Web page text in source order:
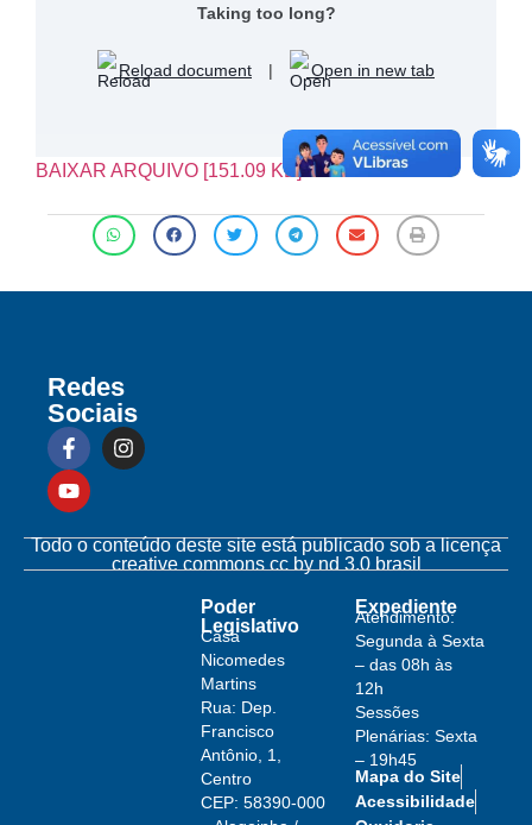
Taking too long?
Reload document | Open in new tab
BAIXAR ARQUIVO [151.09 KB]
Redes
Sociais
Todo o conteúdo deste site está publicado sob a licença
creative commons cc by nd 3.0 brasil
Poder
Legislativo
Casa
Nicomedes
Martins
Rua: Dep.
Francisco
Antônio, 1,
Centro
CEP: 58390-000
Expediente
Atendimento:
Segunda à Sexta
– das 08h às
12h
Sessões
Plenárias: Sexta
– 19h45
Mapa do Site
Acessibilidade